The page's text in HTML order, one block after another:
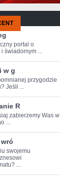
portal o
świadomym ...
w g
‌przygodzie
Jeśli ...
R
zabierzemy Was w
...
swojemu
...